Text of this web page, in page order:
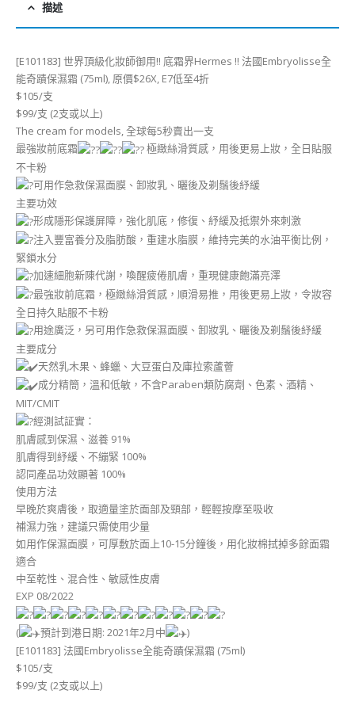
描述
[E101183] 世界頂級化妝師御用!! 底霜界Hermes !! 法國Embryolisse全
能奇蹟保濕霜 (75ml), 原價$26X, E7低至4折
$105/支
$99/支 (2支或以上)
The cream for models, 全球每5秒賣出一支
最強妝前底霜
極緻絲滑質感，用後更易上妝，全日貼服
不卡粉
可用作急救保濕面膜、卸妝乳、曬後及剃鬚後紓緩
主要功效
形成隱形保護屏障，強化肌底，修復、紓緩及抵禦外來刺激
注入豐富養分及脂肪酸，重建水脂膜，維持完美的水油平衡比例，
緊鎖水分
加速細胞新陳代謝，喚醒疲倦肌膚，重現健康飽滿亮澤
最強妝前底霜，極緻絲滑質感，順滑易推，用後更易上妝，令妝容
全日持久貼服不卡粉
用途廣泛，另可用作急救保濕面膜、卸妝乳、曬後及剃鬚後紓緩
主要成分
天然乳木果、蜂蠟、大豆蛋白及庫拉索蘆薈
成分精簡，溫和低敏，不含Paraben類防腐劑、色素、酒精、
MIT/CMIT
經測試証實：
肌膚感到保濕、滋養 91%
肌膚得到紓緩、不繃緊 100%
認同產品功效顯著 100%
使用方法
早晚於爽膚後，取適量塗於面部及頸部，輕輕按摩至吸收
補濕力強，建議只需使用少量
如用作保濕面膜，可厚敷於面上10-15分鐘後，用化妝棉拭掉多餘面霜
適合
中至乾性、混合性、敏感性皮膚
EXP 08/2022
( 預計到港日期: 2021年2月中
)
[E101183] 法國Embryolisse全能奇蹟保濕霜 (75ml)
$105/支
$99/支 (2支或以上)